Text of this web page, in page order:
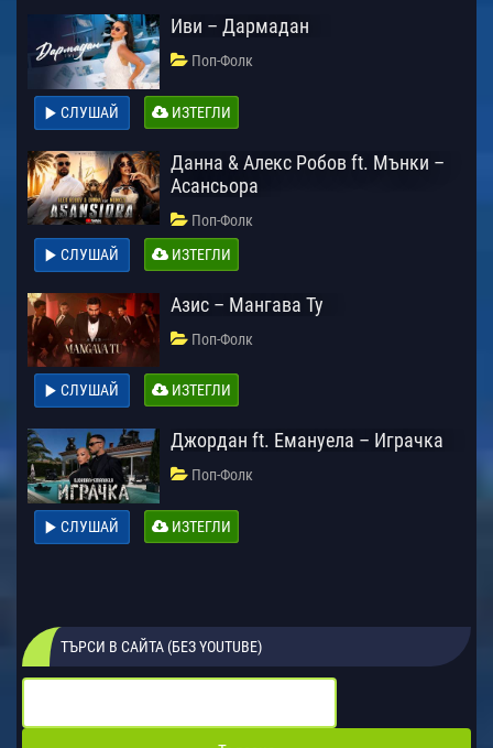
Иви – Дармадан
Поп-Фолк
СЛУШАЙ ИЗТЕГЛИ
Данна & Алекс Робов ft. Мънки –
Асансьора
Поп-Фолк
СЛУШАЙ
ИЗТЕГЛИ
Азис – Мангава Ту
Поп-Фолк
СЛУШАЙ ИЗТЕГЛИ
Джордан ft. Емануела – Играчка
Поп-Фолк
СЛУШАЙ ИЗТЕГЛИ
ТЪРСИ В САЙТА (БЕЗ YOUTUBE)